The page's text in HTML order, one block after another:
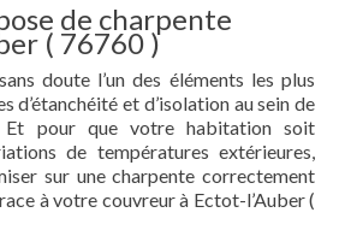
de charpente
( 76760 )
doute l’un des éléments les plus
d’étanchéité et d’isolation au sein de
Et pour que votre habitation soit
de températures extérieures,
sur une charpente correctement
à votre couvreur à Ectot-l’Auber (